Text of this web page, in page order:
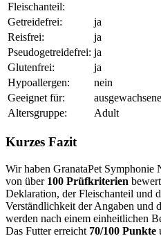
Fleischanteil:
Getreidefrei:
ja
Reisfrei:
ja
Pseudogetreidefrei: ja
Glutenfrei:
ja
Hypoallergen:
nein
Geeignet für:
Altersgruppe:
Adult
Kurzes Fazit
Wir haben GranataPet
von über 100 Prüfkriterien
Deklaration, der Fleischanteil und
Verständlichkeit der Angaben und
werden nach einem einheitlichen
Das Futter erreicht 70/100 Punkte